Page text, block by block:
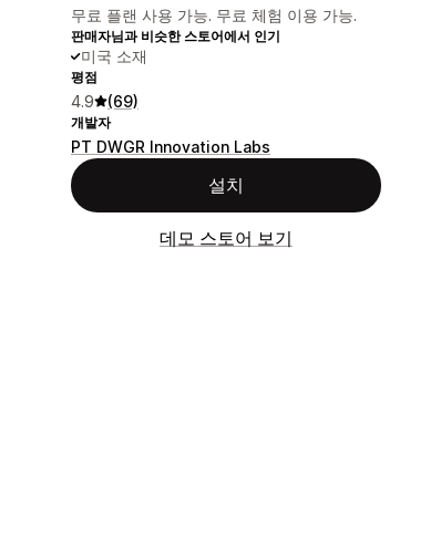
무료 플랜 사용 가능. 무료 체험 이용 가능.
판매자님과 비슷한 스토어에서 인기
미국 소재
평점
4.9 (69)
개발자
PT DWGR Innovation Labs
설치
데모 스토어 보기